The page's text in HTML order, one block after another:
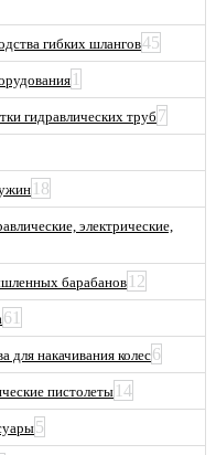
гибких шлангов45
1
гидравлических труб7
18
электрические,
барабанов 12
61
для накачивания колес6
пистолеты 14
5